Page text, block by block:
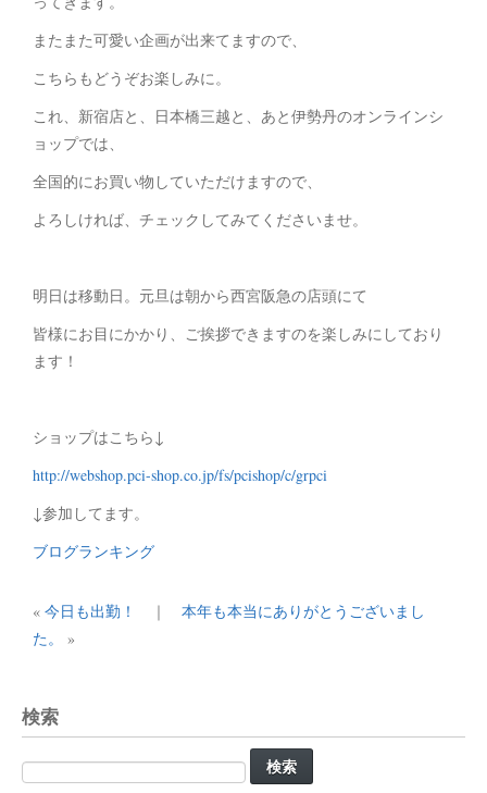
またまた可愛い企画が出来てますので、
こちらもどうぞお楽しみに。
これ、新宿店と、日本橋三越と、あと伊勢丹のオンラインシ
ョップでは、
全国的にお買い物していただけますので、
よろしければ、チェックしてみてくださいませ。
明日は移動日。元旦は朝から西宮阪急の店頭にて
皆様にお目にかかり、ご挨拶できますのを楽しみにしており
ます！
ショップはこちら↓
http://webshop.pci-shop.co.jp/fs/pcishop/c/grpci
↓参加してます。
ブログランキング
« 今日も出勤！ ｜ 本年も本当にありがとうございまし
た。
»
検索
検
索: